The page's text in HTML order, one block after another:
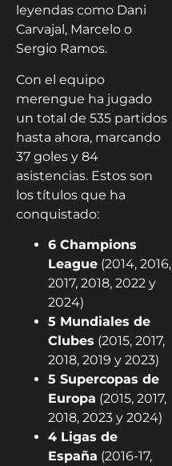
leyendas como Dani
Carvajal, Marcelo o
Sergio Ramos.
Con el equipo
merengue ha jugado
un total de 535 partidos
hasta ahora, marcando
37 goles y 84
asistencias. Estos son
los títulos que ha
conquistado:
6 Champions
League (2014, 2016,
2017, 2018, 2022 y
2024)
5 Mundiales de
Clubes (2015, 2017,
2018, 2019 y 2023)
5 Supercopas de
Europa (2015, 2017,
2018, 2023 y 2024)
4 Ligas de
España (2016-17,